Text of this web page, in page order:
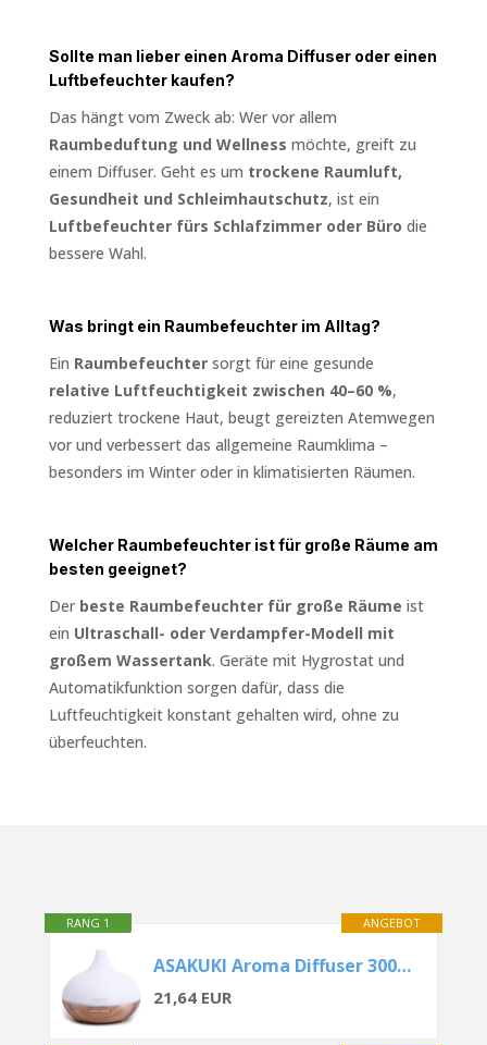
Sollte man lieber einen Aroma Diffuser oder einen
Luftbefeuchter kaufen?
Das hängt vom Zweck ab: Wer vor allem
Raumbeduftung und Wellness möchte, greift zu
einem Diffuser. Geht es um trockene Raumluft,
Gesundheit und Schleimhautschutz, ist ein
Luftbefeuchter fürs Schlafzimmer oder Büro die
bessere Wahl.
Was bringt ein Raumbefeuchter im Alltag?
Ein Raumbefeuchtersorgt für eine gesunde
relative Luftfeuchtigkeit zwischen 40–60 %,
reduziert trockene Haut, beugt gereizten Atemwegen
vor und verbessert das allgemeine Raumklima –
besonders im Winter oder in klimatisierten Räumen.
Welcher Raumbefeuchter ist für große Räume am
besten geeignet?
Der beste Raumbefeuchter für große Räume ist
ein Ultraschall- oder Verdampfer-Modell mit
großem Wassertank. Geräte mit Hygrostat und
Automatikfunktion sorgen dafür, dass die
Luftfeuchtigkeit konstant gehalten wird, ohne zu
überfeuchten.
ANGEBOT
RANG 1
ASAKUKI Aroma Diffuser 300ML
21,64 EUR